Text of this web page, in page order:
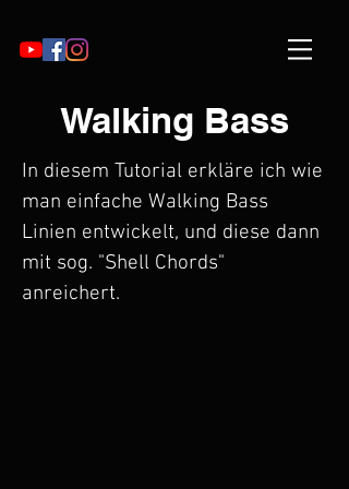
Walking Bass
In diesem Tutorial erkläre ich wie
man einfache Walking Bass
Linien entwickelt, und diese dann
mit sog. "Shell Chords"
anreichert.